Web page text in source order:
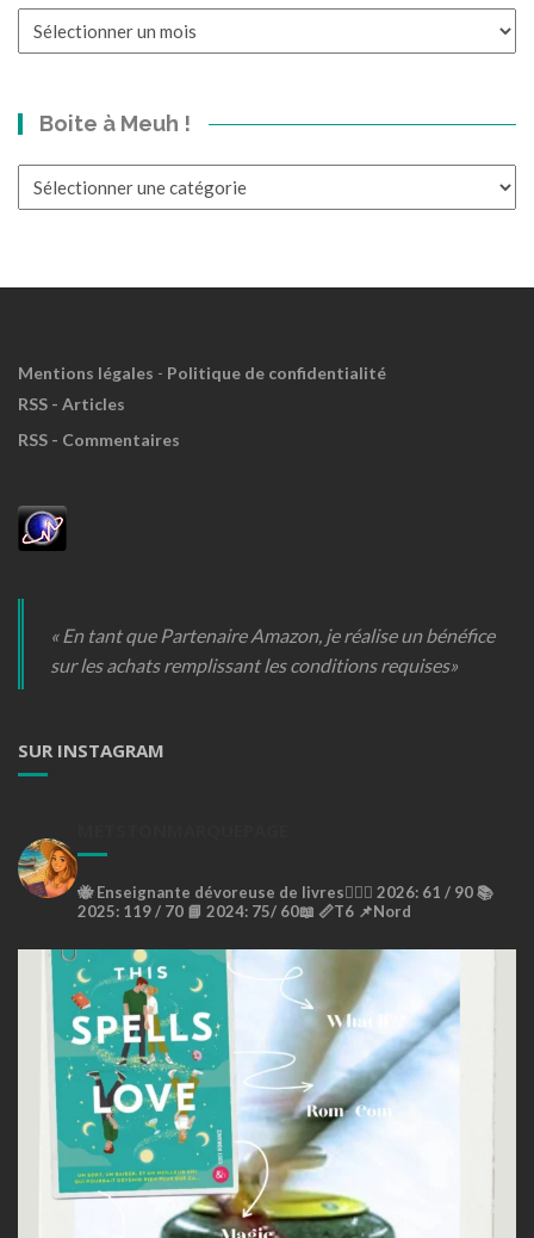
Boite à Meuh !
Mentions légales - Politique de confidentialité
RSS - Articles
RSS - Commentaires
« En tant que Partenaire Amazon, je réalise un bénéfice
sur les achats remplissant les conditions requises»
SUR INSTAGRAM
🐝Enseignante dévoreuse de livres🙇🏼‍♀️ 2026: 61 / 90 📚
2025: 119 / 70 📘 2024: 75/ 60📖 📏T6 📌Nord